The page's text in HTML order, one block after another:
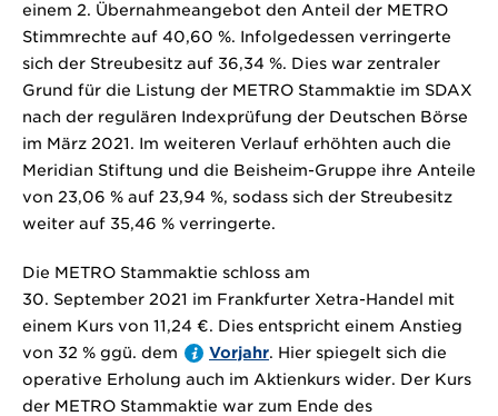
einem 2. Übernahmeangebot den Anteil der METRO
Stimmrechte auf 40,60 %. Infolgedessen verringerte
sich der Streubesitz auf 36,34 %. Dies war zentraler
Grund für die Listung der METRO Stammaktie im SDAX
nach der regulären Indexprüfung der Deutschen Börse
im März 2021. Im weiteren Verlauf erhöhten auch die
Meridian Stiftung und die Beisheim-Gruppe ihre Anteile
von 23,06 % auf 23,94 %, sodass sich der Streubesitz
weiter auf 35,46 % verringerte.
Die METRO Stammaktie schloss am
30. September 2021 im Frankfurter Xetra-Handel mit
einem Kurs von 11,24 €. Dies entspricht einem Anstieg
von 32 % ggü. dem
Vorjahr. Hier spiegelt sich die
operative Erholung auch im Aktienkurs wider. Der Kurs
der METRO Stammaktie war zum Ende des